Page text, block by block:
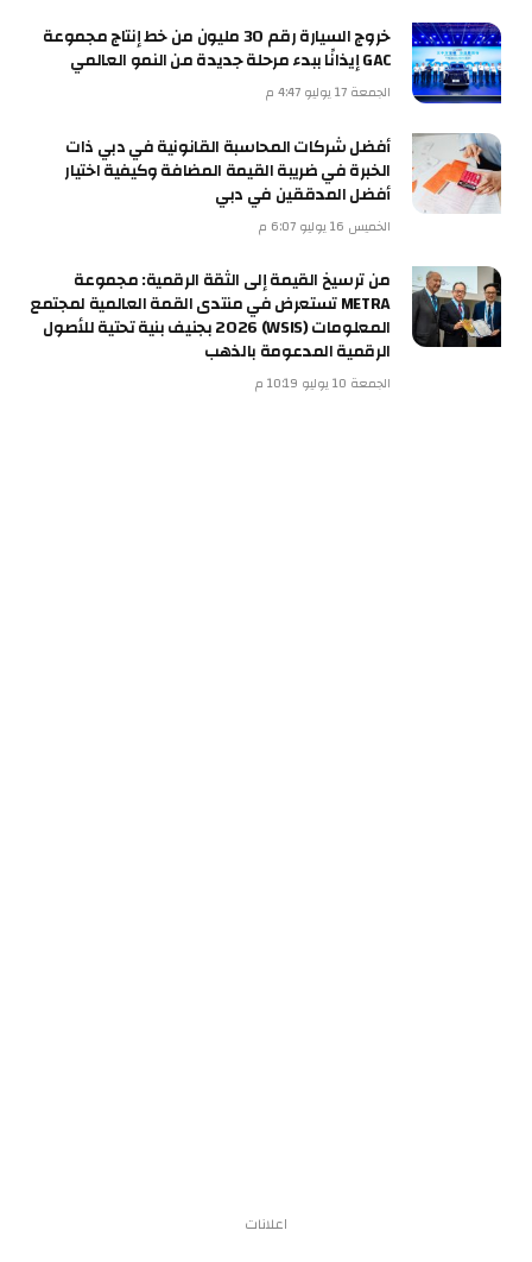
خروج السيارة رقم 30 مليون من خط إنتاج مجموعة
GAC إيذانًا ببدء مرحلة جديدة من النمو العالمي
الجمعة 17 يوليو 4:47 م
أفضل شركات المحاسبة القانونية في دبي ذات
الخبرة في ضريبة القيمة المضافة وكيفية اختيار
أفضل المدققين في دبي
الخميس 16 يوليو 6:07 م
من ترسيخ القيمة إلى الثقة الرقمية: مجموعة
METRA تستعرض في منتدى القمة العالمية لمجتمع
المعلومات (WSIS) 2026 بجنيف بنية تحتية للأصول
الرقمية المدعومة بالذهب
الجمعة 10 يوليو 10:19 م
اعلانات